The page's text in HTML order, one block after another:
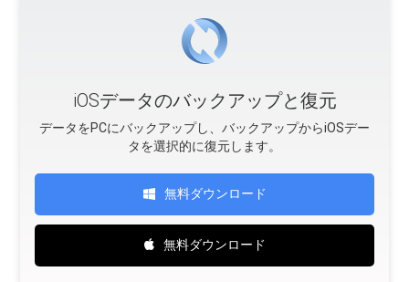
iOSデータのバックアップと復元
データをPCにバックアップし、バックアップからiOSデー
タを選択的に復元します。
無料ダウンロード
無料ダウンロード